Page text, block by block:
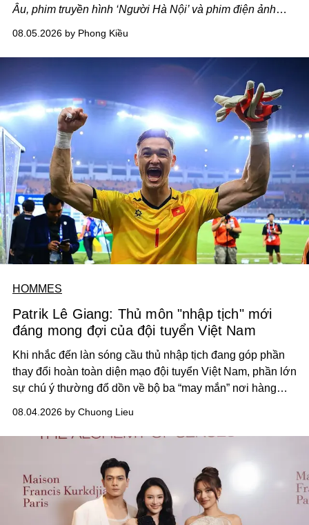
Âu, phim truyền hình ‘Người Hà Nội’ và phim điện ảnh
chọn một thuở thịnh hành.
08.05.2026 by Phong Kiều
HOMMES
Patrik Lê Giang: Thủ môn "nhập tịch" mới
đáng mong đợi của đội tuyển Việt Nam
Khi nhắc đến làn sóng cầu thủ nhập tịch đang góp phần
thay đổi hoàn toàn diện mạo đội tuyển Việt Nam, phần lớn
sự chú ý thường đổ dồn về bộ ba “may mắn” nơi hàng
để ý rằng ở phía sau, cũng có một cái tên nhập tịch khác
đang âm thầm tạo nên sự khác biệt nơi hàng phòng
08.04.2026 by Chuong Lieu